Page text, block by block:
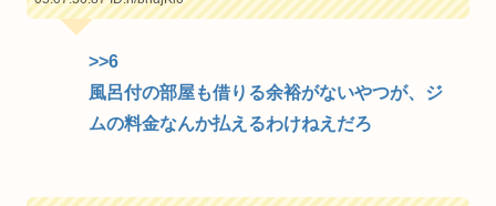
>>6
風呂付の部屋も借りる余裕がないやつが、ジ
ムの料金なんか払えるわけねえだろ